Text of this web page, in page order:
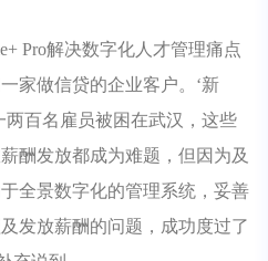
Pro解决数字化人才管理痛点
家做信贷的企业客户。‘新
两百名雇员被困在武汉，这些
酬发放都成为难题，但因为及
全景数字化的管理系统，妥善
发放薪酬的问题，成功度过了